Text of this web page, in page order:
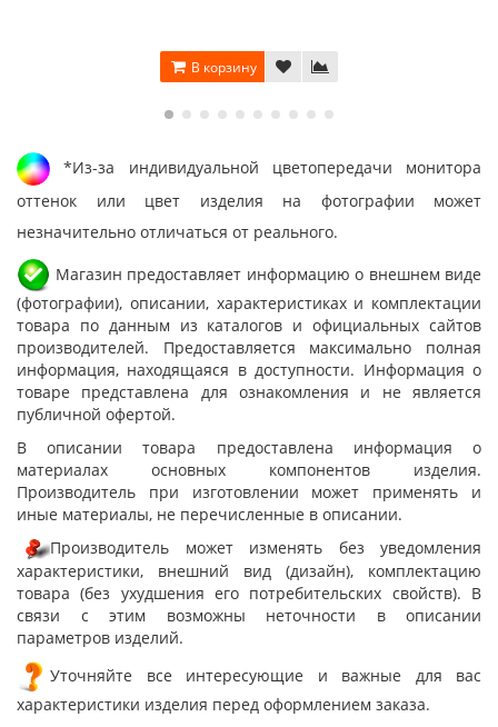
В корзину
*Из-за индивидуальной цветопередачи монитора
оттенок или цвет изделия на фотографии может
незначительно отличаться от реального.
Магазин предоставляет информацию о внешнем виде
(фотографии), описании, характеристиках и комплектации
товара по данным из каталогов и официальных сайтов
производителей. Предоставляется максимально полная
информация, находящаяся в доступности. Информация о
товаре представлена для ознакомления и не является
публичной офертой.
В описании товара предоставлена информация о
материалах основных компонентов изделия.
Производитель при изготовлении может применять и
иные материалы, не перечисленные в описании.
Производитель может изменять без уведомления
характеристики, внешний вид (дизайн), комплектацию
товара (без ухудшения его потребительских свойств). В
связи с этим возможны неточности в описании
параметров изделий.
Уточняйте все интересующие и важные для вас
характеристики изделия перед оформлением заказа.